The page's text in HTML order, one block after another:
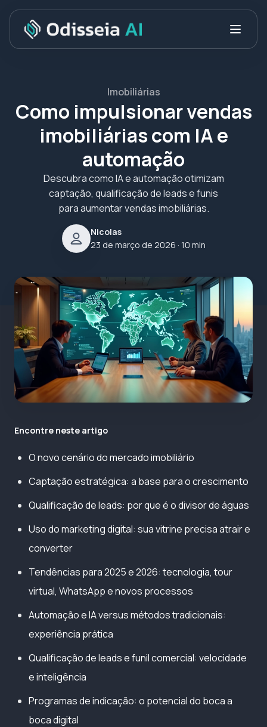
Imobiliárias
Como impulsionar vendas
imobiliárias com IA e
automação
Descubra como IA e automação otimizam
captação, qualificação de leads e funis
para aumentar vendas imobiliárias.
Nicolas
23 de março de 2026 · 10 min
Encontre neste artigo
O novo cenário do mercado imobiliário
Captação estratégica: a base para o crescimento
Qualificação de leads: por que é o divisor de águas
Uso do marketing digital: sua vitrine precisa atrair e
converter
Tendências para 2025 e 2026: tecnologia, tour
virtual, WhatsApp e novos processos
Automação e IA versus métodos tradicionais:
experiência prática
Qualificação de leads e funil comercial: velocidade
e inteligência
Programas de indicação: o potencial do boca a
boca digital